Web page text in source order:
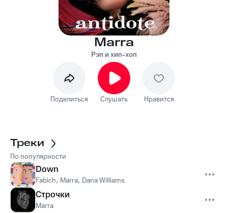
Marra
Рэп и хип-хоп
Поделиться Слушать Нравится
Треки
По популярности
Down
Fabich, Marra, Dana Williams
Строчки
Marra